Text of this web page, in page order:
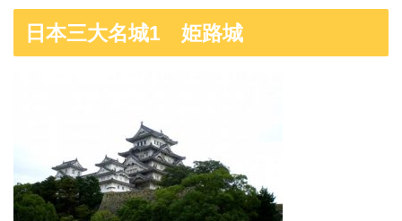
日本三大名城1 姫路城